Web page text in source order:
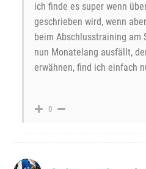
ich finde es super wenn
geschrieben wird, wenn
beim Abschlusstraining am
nun Monatelang ausfällt,
erwähnen, find ich einfach
0